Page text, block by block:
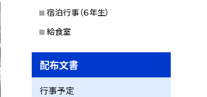
宿泊行事（６年生）
給食室
配布文書
行事予定